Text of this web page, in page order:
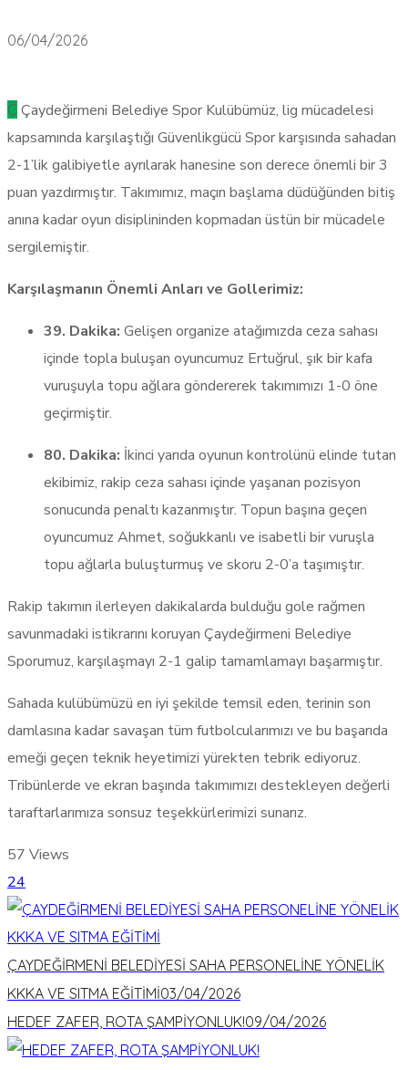
06/04/2026
Ç Çaydeğirmeni Belediye Spor Kulübümüz, lig mücadelesi
kapsamında karşılaştığı Güvenlikgücü Spor karşısında sahadan
2-1’lik galibiyetle ayrılarak hanesine son derece önemli bir 3
puan yazdırmıştır. Takımımız, maçın başlama düdüğünden bitiş
anına kadar oyun disiplininden kopmadan üstün bir mücadele
sergilemiştir.
Karşılaşmanın Önemli Anları ve Gollerimiz:
39. Dakika: Gelişen organize atağımızda ceza sahası
içinde topla buluşan oyuncumuz Ertuğrul, şık bir kafa
vuruşuyla topu ağlara göndererek takımımızı 1-0 öne
geçirmiştir.
80. Dakika: İkinci yarıda oyunun kontrolünü elinde tutan
ekibimiz, rakip ceza sahası içinde yaşanan pozisyon
sonucunda penaltı kazanmıştır. Topun başına geçen
oyuncumuz Ahmet, soğukkanlı ve isabetli bir vuruşla
topu ağlarla buluşturmuş ve skoru 2-0’a taşımıştır.
Rakip takımın ilerleyen dakikalarda bulduğu gole rağmen
savunmadaki istikrarını koruyan Çaydeğirmeni Belediye
Sporumuz, karşılaşmayı 2-1 galip tamamlamayı başarmıştır.
Sahada kulübümüzü en iyi şekilde temsil eden, terinin son
damlasına kadar savaşan tüm futbolcularımızı ve bu başarıda
emeği geçen teknik heyetimizi yürekten tebrik ediyoruz.
Tribünlerde ve ekran başında takımımızı destekleyen değerli
taraftarlarımıza sonsuz teşekkürlerimizi sunarız.
57 Views
24
ÇAYDEĞİRMENİ BELEDİYESİ SAHA PERSONELİNE YÖNELİK
KKKA VE SITMA EĞİTİMİ03/04/2026
HEDEF ZAFER, ROTA ŞAMPİYONLUK!09/04/2026